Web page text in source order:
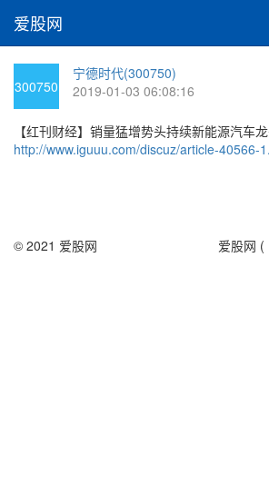
爱股网
300750
宁德时代(300750)
2019-01-03 06:08:16
【红刊财经】销量猛增势头持续新能源汽车
http://www.iguuu.com/discuz/article-40566-
© 2021 爱股网 爱股网 (